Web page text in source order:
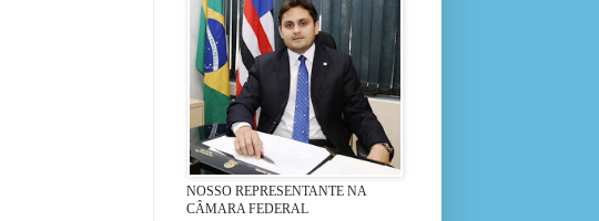
NOSSO REPRESENTANTE NA
CÂMARA FEDERAL